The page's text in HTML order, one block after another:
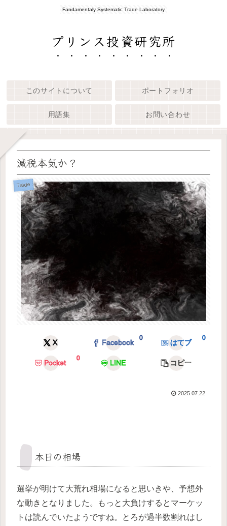
Fandamentaly Systematic Trade Laboratory
プリンス投資研究所
このサイトについて ポートフォリオ
用語集 お問い合わせ
減税本気か？
Trade
X Facebook
0
はてブ
0
Pocket
0
LINE コピー
2025.07.22
本日の相場
選挙が明けて大荒れ相場になると思いきや、予想外
な動きとなりました。もっと大負けするとマーケッ
トは読んでいたようですね。とろが過半数割れはし